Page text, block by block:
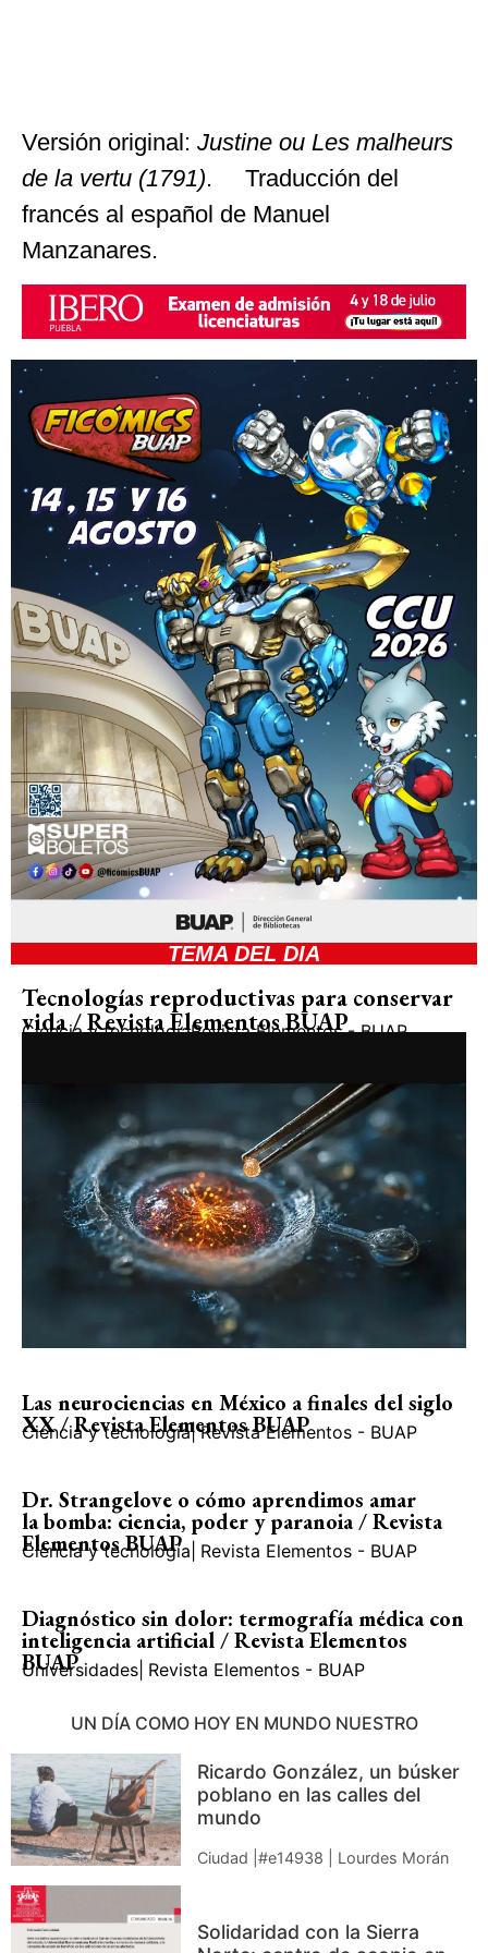
Versión original: Justine ou Les malheurs
de la vertu (1791). Traducción del
francés al español de Manuel
Manzanares.
TEMA DEL DIA
Tecnologías reproductivas para conservar
vida / Revista Elementos BUAP
Ciencia y tecnologíaRevista Elementos - BUAP
Las neurociencias en México a finales del siglo
XX / Revista Elementos BUAP
Ciencia y tecnología| Revista Elementos - BUAP
Dr. Strangelove o cómo aprendimos amar
la bomba: ciencia, poder y paranoia / Revista
Elementos BUAP
Ciencia y tecnología Revista Elementos - BUAP
Diagnóstico sin dolor: termografía médica con
inteligencia artificial / Revista Elementos
BUAP
Universidades Revista Elementos - BUAP
UN DÍA COMO HOY EN MUNDO NUESTRO
Ricardo González, un búsker
poblano en las calles del
mundo
Ciudad |#e14938 | Lourdes Morán
Solidaridad con la Sierra